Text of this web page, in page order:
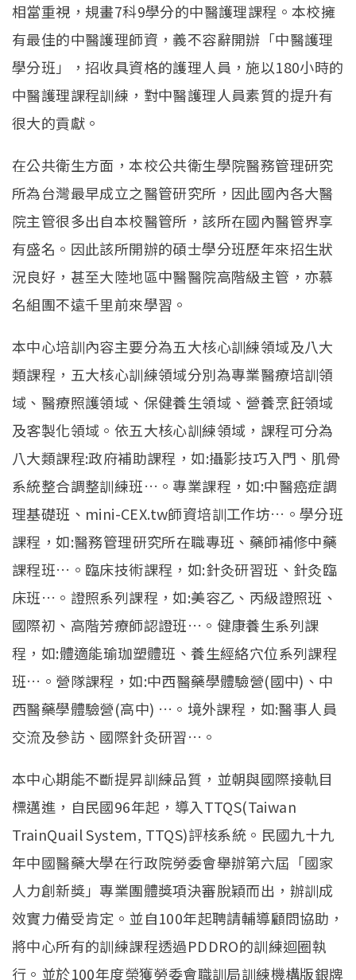
相當重視，規畫7科9學分的中醫護理課程。本校擁
有最佳的中醫護理師資，義不容辭開辦「中醫護理
學分班」，招收具資格的護理人員，施以180小時的
中醫護理課程訓練，對中醫護理人員素質的提升有
很大的貢獻。
在公共衛生方面，本校公共衛生學院醫務管理研究
所為台灣最早成立之醫管研究所，因此國內各大醫
院主管很多出自本校醫管所，該所在國內醫管界享
有盛名。因此該所開辦的碩士學分班歷年來招生狀
況良好，甚至大陸地區中醫醫院高階級主管，亦慕
名組團不遠千里前來學習。
本中心培訓內容主要分為五大核心訓練領域及八大
類課程，五大核心訓練領域分別為專業醫療培訓領
域、醫療照護領域、保健養生領域、營養烹飪領域
及客製化領域。依五大核心訓練領域，課程可分為
八大類課程:政府補助課程，如:攝影技巧入門、肌骨
系統整合調整訓練班…。專業課程，如:中醫癌症調
理基礎班、mini-CEX.tw師資培訓工作坊…。學分班
課程，如:醫務管理研究所在職專班、藥師補修中藥
課程班…。臨床技術課程，如:針灸研習班、針灸臨
床班…。證照系列課程，如:美容乙、丙級證照班、
國際初、高階芳療師認證班…。健康養生系列課
程，如:體適能瑜珈塑體班、養生經絡穴位系列課程
班…。營隊課程，如:中西醫藥學體驗營(國中)、中
西醫藥學體驗營(高中) …。境外課程，如:醫事人員
交流及參訪、國際針灸研習…。
本中心期能不斷提昇訓練品質，並朝與國際接軌目
標邁進，自民國96年起，導入TTQS(Taiwan
TrainQuail System, TTQS)評核系統。民國九十九
年中國醫藥大學在行政院勞委會舉辦第六屆「國家
人力創新獎」專業團體獎項決審脫穎而出，辦訓成
效實力備受肯定。並自100年起聘請輔導顧問協助，
將中心所有的訓練課程透過PDDRO的訓練迴圈執
行。並於100年度榮獲勞委會職訓局訓練機構版銀牌